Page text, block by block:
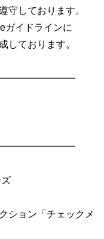
守しております。
ガイドラインに
しております。
ション「チェックメ